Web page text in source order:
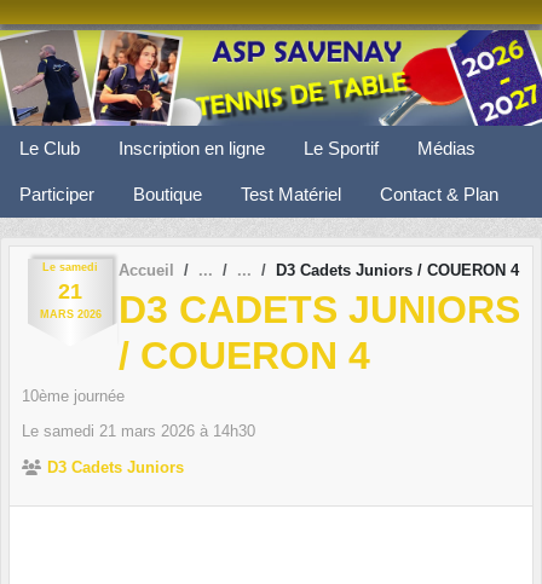
Le Club Inscription en ligne Le Sportif Médias
Participer Boutique Test Matériel Contact & Plan
Le samedi
21
MARS 2026
Accueil D3 Cadets Juniors / COUERON 4
D3 CADETS JUNIORS
/ COUERON 4
10ème journée
Le samedi 21 mars 2026 à 14h30
D3 Cadets Juniors